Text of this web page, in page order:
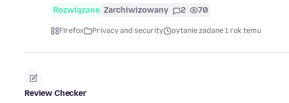
Rozwiązane Zarchiwizowany 2 70
Firefox Privacy and security pytanie zadane 1 rok temu
Review Checker